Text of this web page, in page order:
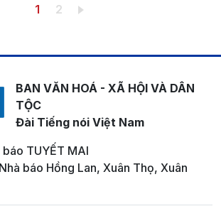
Trang hiện thời
1 Trang
2
BAN VĂN HOÁ - XÃ HỘI VÀ DÂN
TỘC
Đài Tiếng nói Việt Nam
TUYẾT MAI
báo Hồng Lan, Xuân Thọ, Xuân